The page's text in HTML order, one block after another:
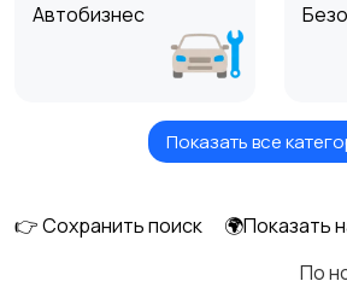
Автобизнес
Бытовые услуги иПоказать все
👉 Сохранить поиск
🌍Показать
По